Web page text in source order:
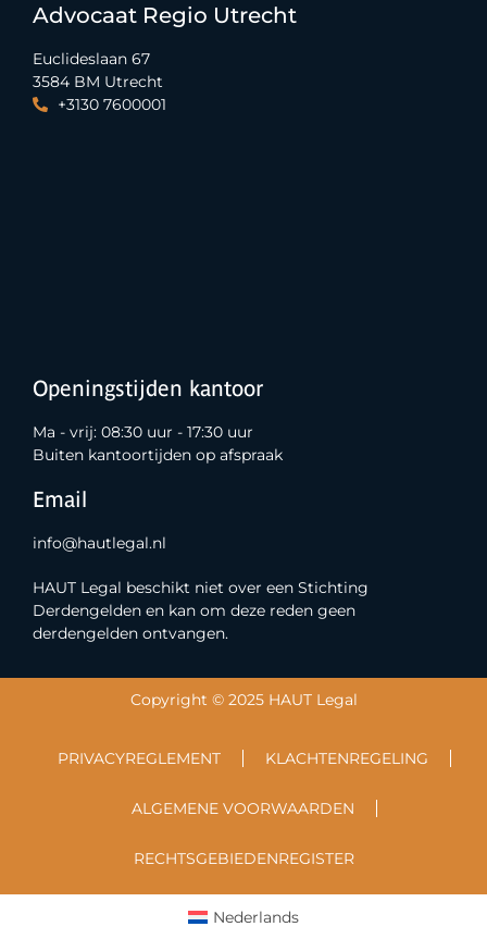
Advocaat Regio Utrecht
Euclideslaan 67
3584 BM Utrecht
+3130 7600001
Openingstijden kantoor
Ma - vrij: 08:30 uur - 17:30 uur
Buiten kantoortijden op afspraak
Email
info@hautlegal.nl
HAUT Legal beschikt niet over een Stichting
Derdengelden en kan om deze reden geen
derdengelden ontvangen.
Copyright © 2025 HAUT Legal
PRIVACYREGLEMENT KLACHTENREGELING
ALGEMENE VOORWAARDEN
RECHTSGEBIEDENREGISTER
Nederlands